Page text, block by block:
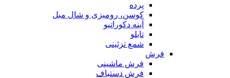
پرده
کوسن، رومیزی و شال مبل
آینه دکوراتیو
تابلو
شمع تزئینی
فرش
فرش ماشینی
فرش دستباف